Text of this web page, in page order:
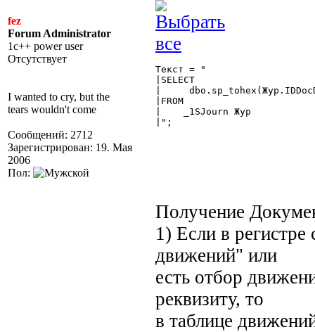
fez
Forum Administrator
1c++ power user
Отсутствует
I wanted to cry, but the
tears wouldn't come
Сообщений: 2712
Зарегистрирован: 19. Мая
2006
Пол:
Текст = "
|SELECT
|
|FROM
|    _1SJourn Жур
|";
Получение
1) Если в регистре
движений" или
есть отбор
реквизиту, то
в таблице